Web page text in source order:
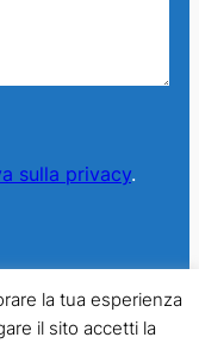
sulla privacy.
Italia. All Rights
la tua esperienza
il sito accetti la